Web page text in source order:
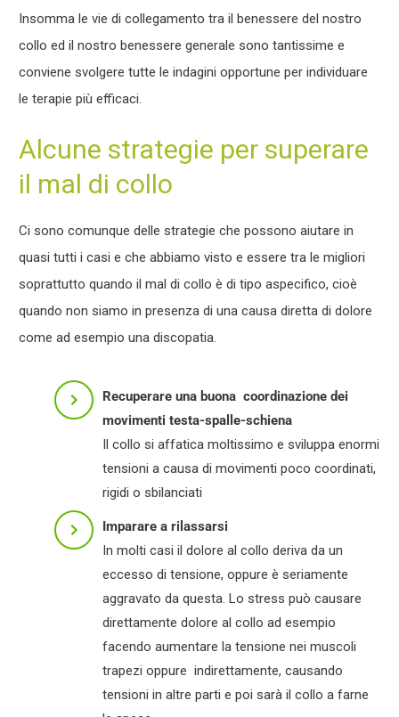
Insomma le vie di collegamento tra il benessere del nostro
collo ed il nostro benessere generale sono tantissime e
conviene svolgere tutte le indagini opportune per individuare
le terapie più efficaci.
Alcune strategie per superare
il mal di collo
Ci sono comunque delle strategie che possono aiutare in
quasi tutti i casi e che abbiamo visto e essere tra le migliori
soprattutto quando il mal di collo è di tipo aspecifico, cioè
quando non siamo in presenza di una causa diretta di dolore
come ad esempio una discopatia.
Recuperare una buona coordinazione dei
movimenti testa-spalle-schiena
Il collo si affatica moltissimo e sviluppa enormi
tensioni a causa di movimenti poco coordinati,
rigidi o sbilanciati
Imparare a rilassarsi
In molti casi il dolore al collo deriva da un
eccesso di tensione, oppure è seriamente
aggravato da questa. Lo stress può causare
direttamente dolore al collo ad esempio
facendo aumentare la tensione nei muscoli
trapezi oppure indirettamente, causando
tensioni in altre parti e poi sarà il collo a farne